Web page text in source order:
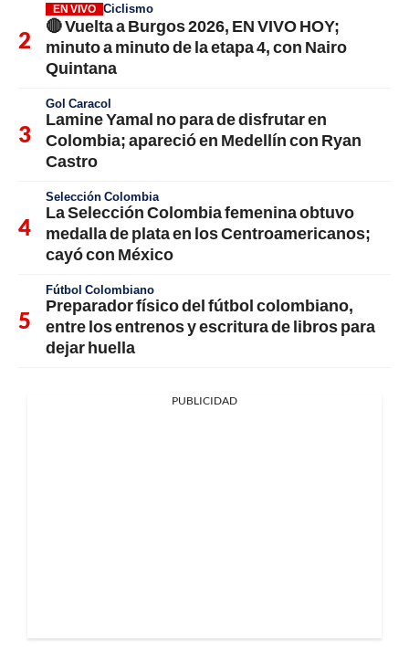
EN VIVO Ciclismo
🔴 Vuelta a Burgos 2026, EN VIVO HOY;
minuto a minuto de la etapa 4, con Nairo
Quintana
Gol Caracol
Lamine Yamal no para de disfrutar en
Colombia; apareció en Medellín con Ryan
Castro
Selección Colombia
La Selección Colombia femenina obtuvo
medalla de plata en los Centroamericanos;
cayó con México
Fútbol Colombiano
Preparador físico del fútbol colombiano,
entre los entrenos y escritura de libros para
dejar huella
PUBLICIDAD